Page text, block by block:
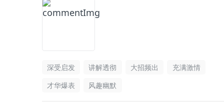
深受启发 讲解透彻 大招频出
充满激情
才华爆表
风趣幽默